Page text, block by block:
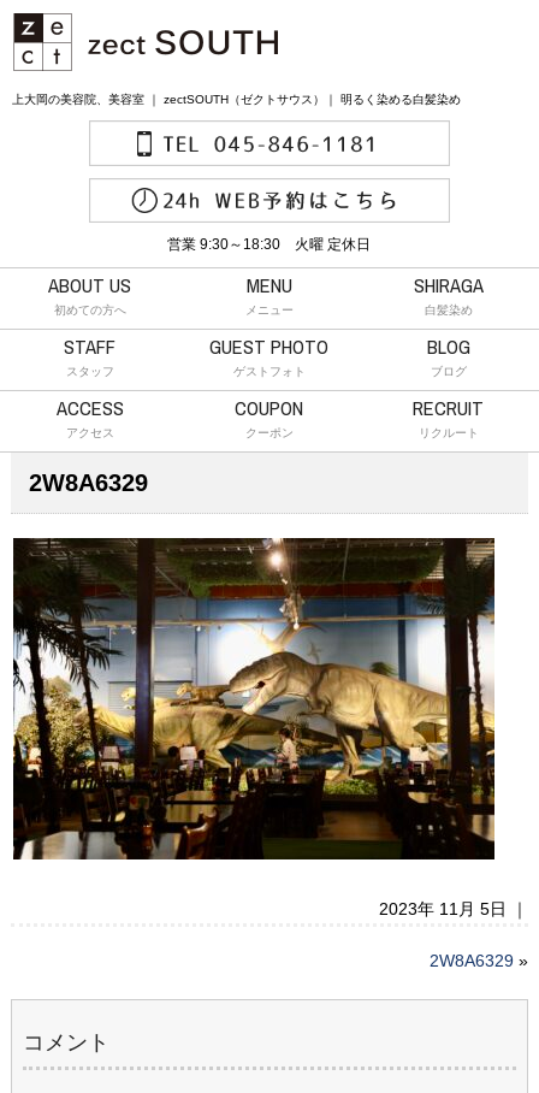
上大岡の美容院、美容室 ｜ zectSOUTH（ゼクトサウス）｜ 明るく染める白髪染め
営業 9:30～18:30 火曜 定休日
ABOUT US
初めての方へ
MENU
メニュー
SHIRAGA
白髪染め
STAFF
スタッフ
GUEST PHOTO
ゲストフォト
BLOG
ブログ
ACCESS
アクセス
COUPON
クーポン
RECRUIT
リクルート
2W8A6329
2023年 11月 5日 ｜
2W8A6329 »
コメント